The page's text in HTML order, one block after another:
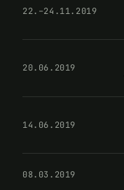
22.–24.11.2019
20.06.2019
14.06.2019
08.03.2019